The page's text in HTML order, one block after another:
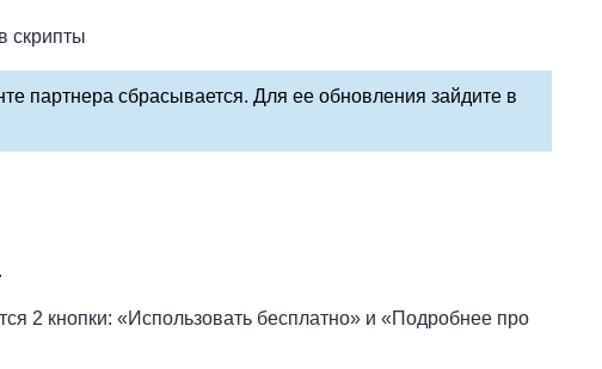
скрипты
партнера сбрасывается. Для ее обновления зайдите в
2 кнопки: «Использовать бесплатно» и «Подробнее про